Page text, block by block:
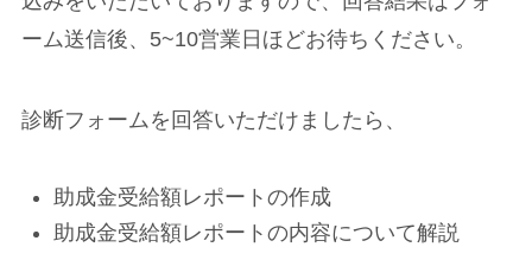
ーム送信後、5~10営業日ほどお待ちください。
診断フォームを回答いただけましたら、
助成金受給額レポートの作成
助成金受給額レポートの内容について解説